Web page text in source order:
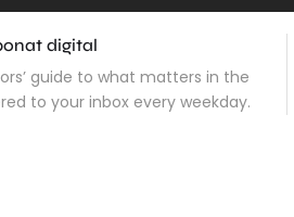
digital
guide to what matters in the
to your inbox every weekday.